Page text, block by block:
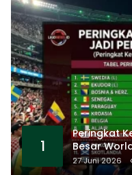
1
Peringkat
Besar
27 Juni 2026